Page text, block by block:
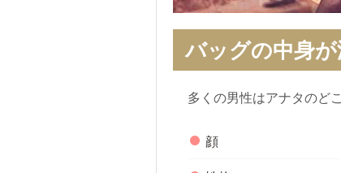
バッグの中身
多くの男性はアナタのど
顔